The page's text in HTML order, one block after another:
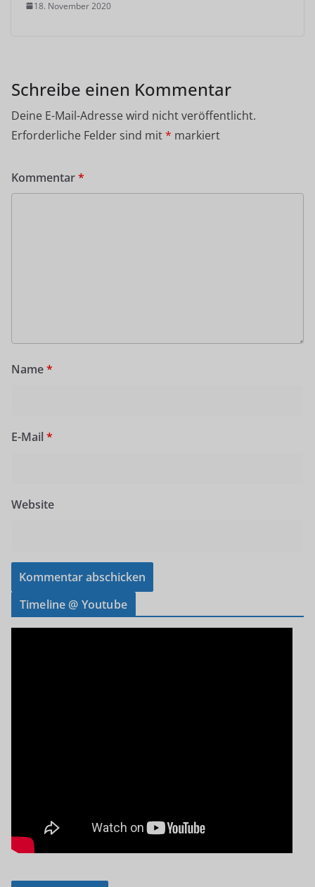
18. November 2020
Schreibe einen Kommentar
Deine E-Mail-Adresse wird nicht veröffentlicht.
Erforderliche Felder sind mit* markiert
Kommentar*
Name*
E-Mail *
Website
Timeline @ Youtube